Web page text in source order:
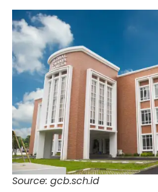
Source: gcb.sch.id